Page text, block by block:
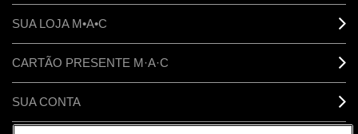
SUA LOJA M•A•C
CARTÃO PRESENTE M·A·C
SUA CONTA